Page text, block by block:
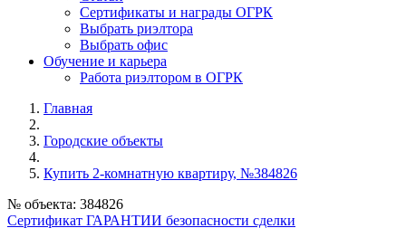
Сертификаты и награды ОГРК
Выбрать риэлтора
Выбрать офис
Обучение и карьера
Работа риэлтором в ОГРК
Главная
Городские объекты
Купить 2-комнатную квартиру, №384826
№ объекта: 384826
Сертификат ГАРАНТИИ безопасности сделки